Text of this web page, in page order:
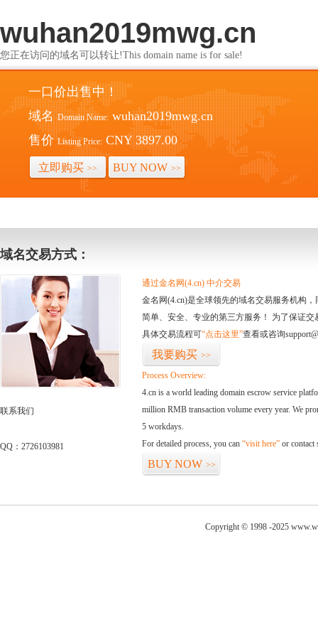
wuhan2019mwg.cn
您正在访问的域名可以转让!This domain name is for sale!
一口价出售中！
域名 Domain Name: wuhan2019mwg.cn
售价 Listing Price: CNY 3897.00
立即购买 >> BUY NOW >>
域名交易方式：
联系我们
QQ：2726103981
通过金名网(4.cn) 中介交易
金名网(4.cn)是全球领先的域名交易服务机构
简单、安全、专业的第三方服务！ 为了保证
具体交易流程可“点击这里”查看或咨询
我要购买 >>
Process Overview:
4.cn is a world leading domain escrow service
million RMB transaction volume every year. We
5 workdays.
For detailed process, you can “visit here” or contact
BUY NOW >>
Copyright © 1998 -2025